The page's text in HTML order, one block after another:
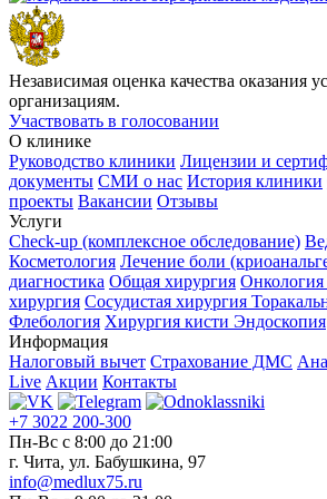
Независимая оценка качества оказания
организациям.
Участвовать в голосовании
О клинике
Руководство клиники Лицензии и
документы СМИ о нас История клиники
проекты Вакансии Отзывы
Услуги
Check-up (комплексное обследование)
Косметология Лечение боли
диагностика Общая хирургия Онкология
хирургия Сосудистая хирургия
Флебология Хирургия кисти Эндоскопия
Информация
Налоговый вычет Страхование ДМС
Live Акции Контакты
+7 3022 200-300
Пн-Вс с 8:00 до 21:00
г. Чита, ул. Бабушкина, 97
info@medlux75.ru